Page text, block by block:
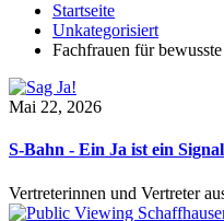
Startseite
Unkategorisiert
Fachfrauen für
Mai 22, 2026
S-Bahn - Ein Ja ist ein
Vertreterinnen und Vertreter